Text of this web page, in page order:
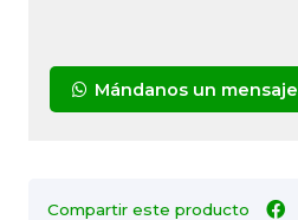
Mándanos un mensaje
Compartir este producto